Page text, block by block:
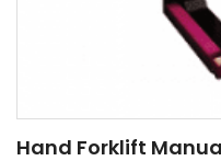
Hand Forklift